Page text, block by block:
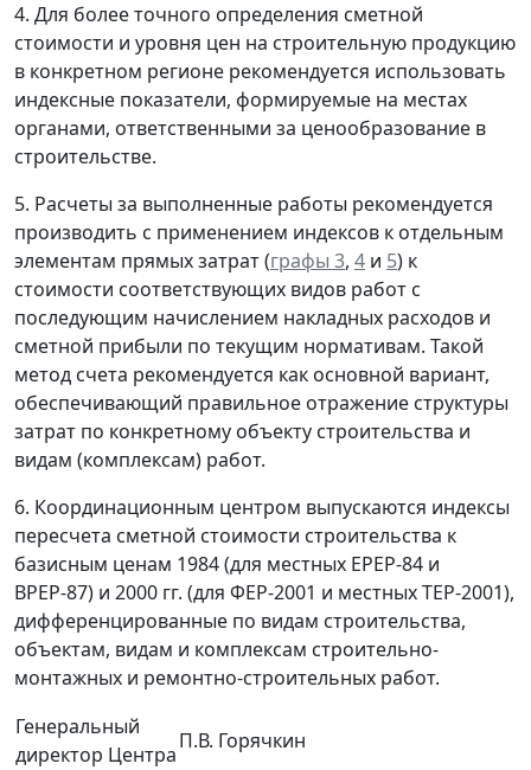
4. Для более точного определения сметной
стоимости и уровня цен на строительную продукцию
в конкретном регионе рекомендуется использовать
индексные показатели, формируемые на местах
органами, ответственными за ценообразование в
строительстве.
5. Расчеты за выполненные работы рекомендуется
производить с применением индексов к отдельным
элементам прямых затрат (графы 3, 4 и 5) к
стоимости соответствующих видов работ с
последующим начислением накладных расходов и
сметной прибыли по текущим нормативам. Такой
метод счета рекомендуется как основной вариант,
обеспечивающий правильное отражение структуры
затрат по конкретному объекту строительства и
видам (комплексам) работ.
6. Координационным центром выпускаются индексы
пересчета сметной стоимости строительства к
базисным ценам 1984 (для местных ЕРЕР-84 и
ВРЕР-87) и 2000 гг. (для ФЕР-2001 и местных ТЕР-2001),
дифференцированные по видам строительства,
объектам, видам и комплексам строительно-
монтажных и ремонтно-строительных работ.
Генеральный
директор Центра
П.В. Горячкин